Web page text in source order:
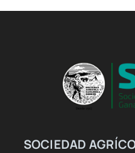
SOCIEDAD